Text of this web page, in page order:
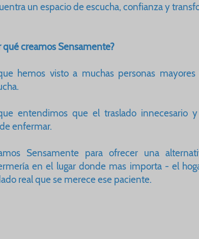
un espacio de escucha, confianza y
qué creamos Sensamente?
hemos visto a muchas personas
entendimos que el traslado innecesario
enfermar.
Sensamente para ofrecer una
en el lugar donde mas importa - el
real que se merece ese paciente.